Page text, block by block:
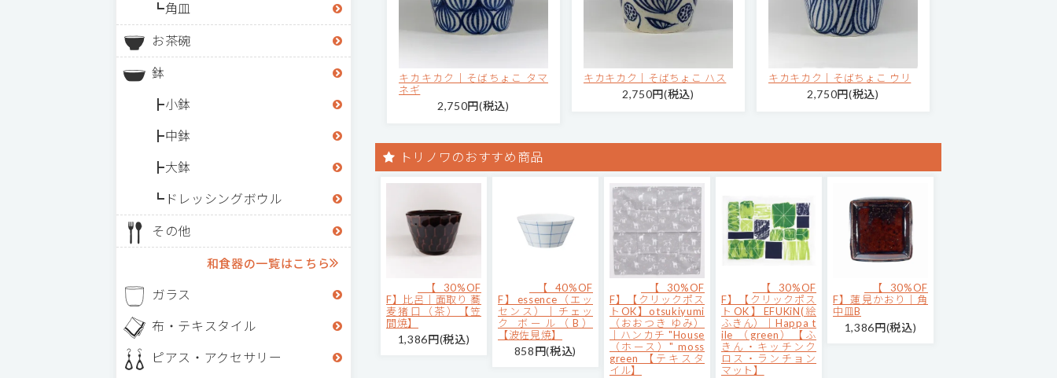
角皿
お茶碗
鉢
小鉢
中鉢
大鉢
ドレッシングボウル
その他
和食器の一覧はこちら
ガラス
布・テキスタイル
ピアス・アクセサリー
キカキカク｜そばちょこ タマ
ネギ
2,750円(税込)
キカキカク｜そばちょこ ハス
2,750円(税込)
キカキカク｜そばちょこ ウリ
2,750円(税込)
トリノワのおすすめ商品
【30%OF
F】比呂｜面取り 蕎
麦猪口（茶）【笠
間焼】
1,386円(税込)
【40%OF
F】essence（エッ
センス）｜チェッ
ク ボール（B）
【波佐見焼】
858円(税込)
【30%OF
F】【クリックポス
トOK】otsukiyumi
（おおつき ゆみ）
｜ハンカチ "House
（ホース）" moss
green 【テキスタ
イル】
【30%OF
F】【クリックポス
トOK】EFUKiN(絵
ふきん）｜Happa t
ile （green）【ふ
きん・キッチンク
ロス・ランチョン
マット】
【30%OF
F】蓮見かおり｜角
中皿B
1,386円(税込)